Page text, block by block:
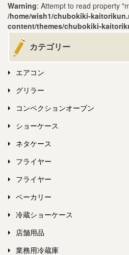
Warning: Attempt to read property
/home/wish1/chubokiki-
content/themes/chubokiki-
カテゴリー
エアコン
グリラー
コンベクションオーブン
ショーケース
ネタケース
フライヤー
フライヤー
ベーカリー
冷蔵ショーケース
店舗用品
業務用冷蔵庫